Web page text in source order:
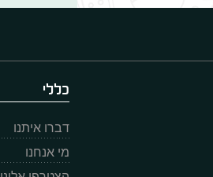
כללי
דברו איתנו
מי אנחנו